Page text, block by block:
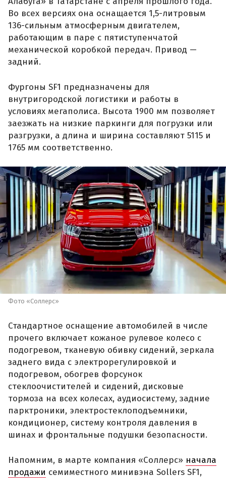
Во всех версиях она оснащается 1,5-литровым
136-сильным атмосферным двигателем,
работающим в паре с пятиступенчатой
механической коробкой передач. Привод —
задний.
Фургоны SF1 предназначены для
внутригородской логистики и работы в
условиях мегаполиса. Высота 1900 мм позволяет
заезжать на низкие паркинги для погрузки или
разгрузки, а длина и ширина составляют 5115 и
1765 мм соответственно.
Фото «Соллерс»
Стандартное оснащение автомобилей в числе
прочего включает кожаное рулевое колесо с
подогревом, тканевую обивку сидений, зеркала
заднего вида с электрорегулировкой и
подогревом, обогрев форсунок
стеклоочистителей и сидений, дисковые
тормоза на всех колесах, аудиосистему, задние
парктроники, электростеклоподъемники,
кондиционер, систему контроля давления в
шинах и фронтальные подушки безопасности.
Напомним, в марте компания «Соллерс» начала
продажи семиместного минивэна Sollers SF1,